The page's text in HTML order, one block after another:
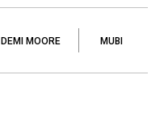
DEMI MOORE MUBI